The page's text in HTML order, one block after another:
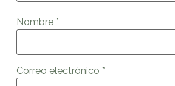
Nombre *
Correo electrónico *